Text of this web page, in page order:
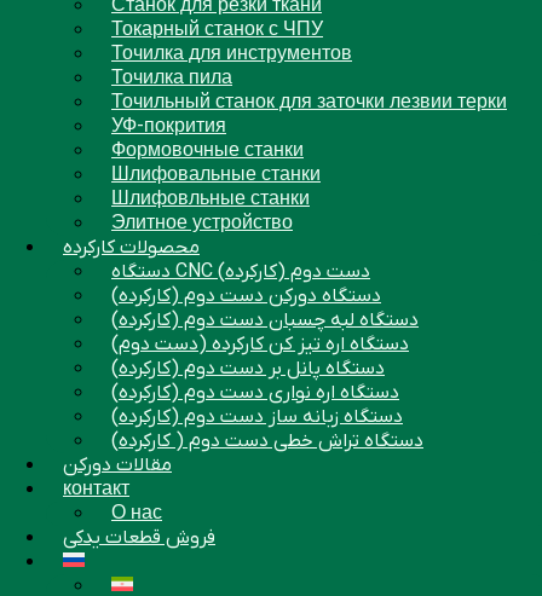
Станок для резки ткани
Токарный станок с ЧПУ
Точилка для инструментов
Точилка пила
Точильный станок для заточки лезвии терки
УФ-покрития
Формовочные станки
Шлифовальные станки
Шлифовльные станки
Элитное устройство
محصولات کارکرده
دستگاه CNC دست دوم (کارکرده)
دستگاه دورکن دست دوم (کارکرده)
دستگاه لبه چسبان دست دوم (کارکرده)
دستگاه اره تیز کن کارکرده (دست دوم)
دستگاه پانل بر دست دوم (کارکرده)
دستگاه اره نواری دست دوم (کارکرده)
دستگاه زبانه ساز دست دوم (کارکرده)
دستگاه تراش خطی دست دوم ( کارکرده)
مقالات دورکن
контакт
О нас
فروش قطعات یدکی